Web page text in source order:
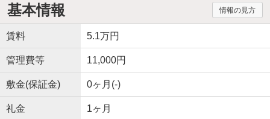
基本情報 情報の見方
賃料 5.1万円
管理費等 11,000円
敷金(保証金) 0ヶ月(-)
礼金 1ヶ月